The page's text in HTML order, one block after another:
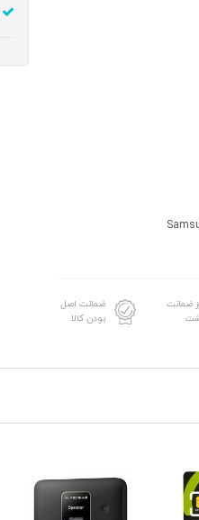
ضمانت
ضمانت اصل
بودن کالا